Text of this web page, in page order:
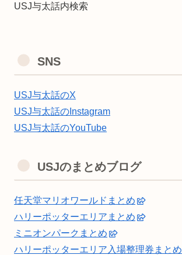
USJ与太話内検索
SNS
USJ与太話のX
USJ与太話のInstagram
USJ与太話のYouTube
USJのまとめブログ
任天堂マリオワールドまとめ
ハリーポッターエリアまとめ
ミニオンパークまとめ
ハリーポッターエリア入場整理券まとめ